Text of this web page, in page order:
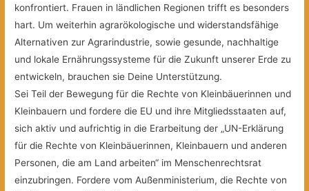
konfrontiert. Frauen in ländlichen Regionen trifft es besonders
hart. Um weiterhin agrarökologische und widerstandsfähige
Alternativen zur Agrarindustrie, sowie gesunde, nachhaltige
und lokale Ernährungssysteme für die Zukunft unserer Erde zu
entwickeln, brauchen sie Deine Unterstützung.
Sei Teil der Bewegung für die Rechte von Kleinbäuerinnen und
Kleinbauern und fordere die EU und ihre Mitgliedsstaaten auf,
sich aktiv und aufrichtig in die Erarbeitung der „UN-Erklärung
für die Rechte von Kleinbäuerinnen, Kleinbauern und anderen
Personen, die am Land arbeiten“ im Menschenrechtsrat
einzubringen. Fordere vom Außenministerium, die Rechte von